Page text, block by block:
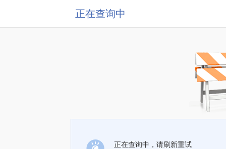
正在查询中
正在查询中，请刷新重试